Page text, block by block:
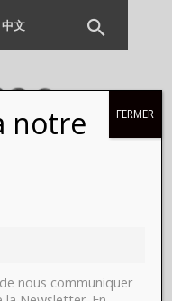
中文
notre
nous communiquer
FERMER